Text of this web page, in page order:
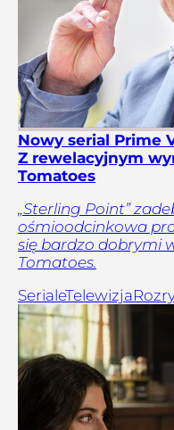
Nowy serial Prime
Z rewelacyjnym
Tomatoes
„Sterling Point”
ośmioodcinkowa
się bardzo dobrymi
Tomatoes.
SerialeTelewizja